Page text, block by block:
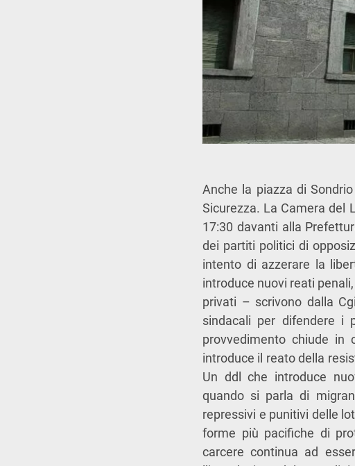
Anche la piazza di
Sicurezza. La Camera del
17:30 davanti alla
dei partiti politici di
intento di azzerare la
introduce nuovi reati
privati – scrivono dalla
sindacali per difendere i
provvedimento chiude
introduce il reato della
Un ddl che introduce
quando si parla di
repressivi e punitivi delle
forme più pacifiche di
carcere continua ad